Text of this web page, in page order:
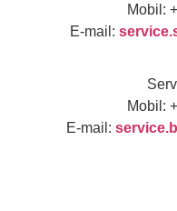
Mobil:
E-mail:
Mobil:
E-mail: